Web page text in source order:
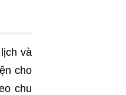
và
cho
chu